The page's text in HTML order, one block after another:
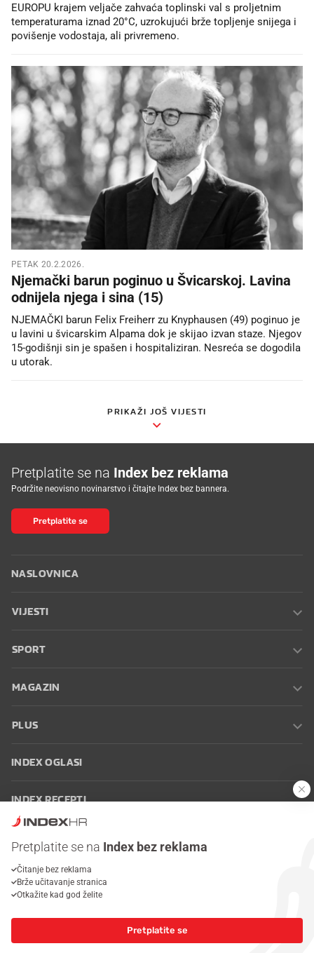
EUROPU krajem veljače zahvaća toplinski val s proljetnim
temperaturama iznad 20°C, uzrokujući brže topljenje snijega i
povišenje vodostaja, ali privremeno.
PETAK 20.2.2026.
Njemački barun poginuo u Švicarskoj. Lavina
odnijela njega i sina (15)
NJEMAČKI barun Felix Freiherr zu Knyphausen (49) poginuo je
u lavini u švicarskim Alpama dok je skijao izvan staze. Njegov
15-godišnji sin je spašen i hospitaliziran. Nesreća se dogodila
u utorak.
PRIKAŽI JOŠ VIJESTI
Pretplatite se na Index bez reklama
Podržite neovisno novinarstvo i čitajte Index bez bannera.
Pretplatite se
NASLOVNICA
VIJESTI
SPORT
MAGAZIN
PLUS
INDEX OGLASI
INDEX RECEPTI
Oglašavanje Zaposli se na Indexu
korištenja
Postavke kolačića
© 2026 Index
Pretplatite se na Index bez reklama
Čitanje bez reklama
Brže učitavanje stranica
Otkažite kad god želite
Pretplatite se